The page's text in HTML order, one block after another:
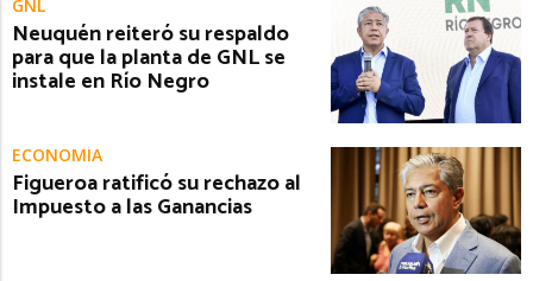
GNL
Neuquén reiteró su respaldo
para que la planta de GNL se
instale en Río Negro
ECONOMÍA
Figueroa ratificó su rechazo al
Impuesto a las Ganancias